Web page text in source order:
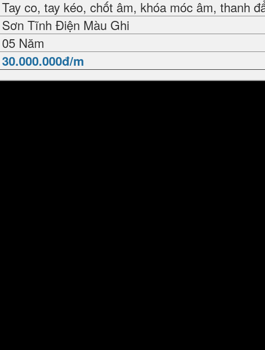
Tay co, tay kéo, chốt âm, khóa móc âm, thanh
Sơn Tĩnh Điện Màu Ghi
05 Năm
30.000.000đ/m